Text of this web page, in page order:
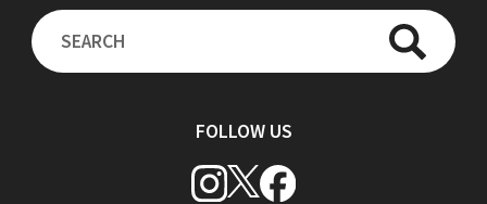
FOLLOW US